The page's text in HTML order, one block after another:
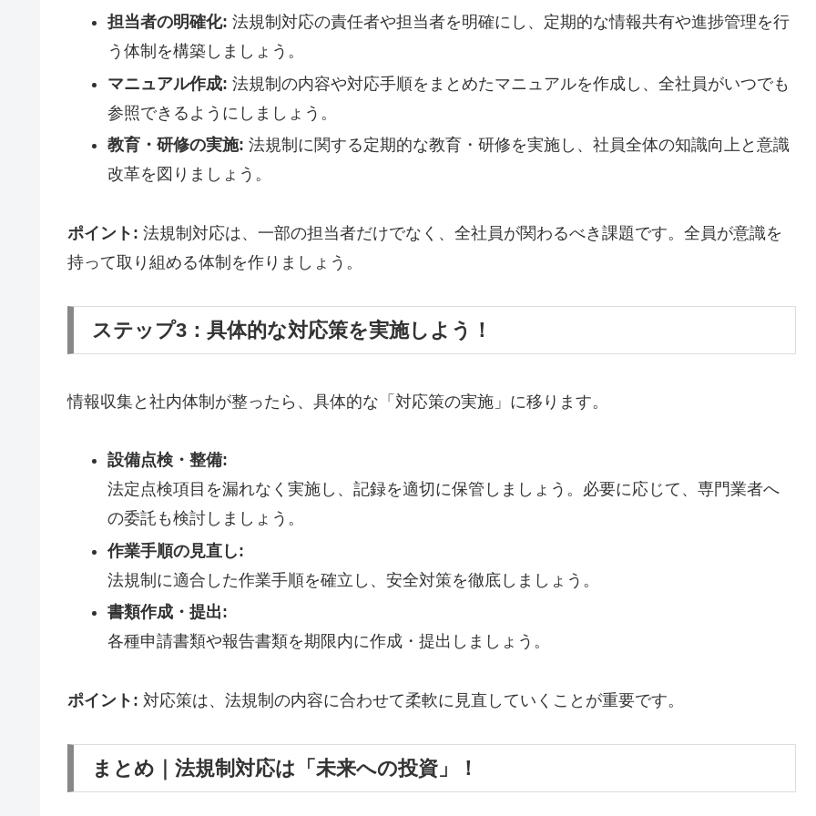
担当者の明確化: 法規制対応の責任者や担当者を明確にし、定期的な情報共有や進捗管理を行
う体制を構築しましょう。
マニュアル作成: 法規制の内容や対応手順をまとめたマニュアルを作成し、全社員がいつでも
参照できるようにしましょう。
教育・研修の実施: 法規制に関する定期的な教育・研修を実施し、社員全体の知識向上と意識
改革を図りましょう。
ポイント: 法規制対応は、一部の担当者だけでなく、全社員が関わるべき課題です。全員が意識を
持って取り組める体制を作りましょう。
ステップ3：具体的な対応策を実施しよう！
情報収集と社内体制が整ったら、具体的な「対応策の実施」に移ります。
設備点検・整備:
法定点検項目を漏れなく実施し、記録を適切に保管しましょう。必要に応じて、専門業者へ
の委託も検討しましょう。
作業手順の見直し:
法規制に適合した作業手順を確立し、安全対策を徹底しましょう。
書類作成・提出:
各種申請書類や報告書類を期限内に作成・提出しましょう。
ポイント: 対応策は、法規制の内容に合わせて柔軟に見直していくことが重要です。
まとめ｜法規制対応は「未来への投資」！